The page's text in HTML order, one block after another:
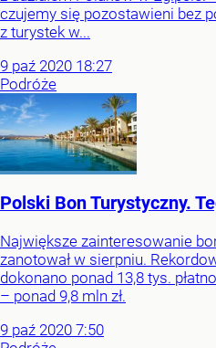
czujemy się pozostawieni bez
z turystek w...
9 paź 2020 18:27
Podróże
Polski Bon Turystyczny.
Największe zainteresowanie
zanotował w sierpniu.
dokonano ponad 13,8 tys.
– ponad 9,8 mln zł.
9 paź 2020 7:50